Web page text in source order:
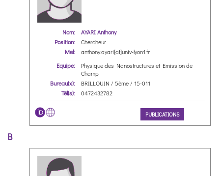
Nom:
AYARI Anthony
Position:
Chercheur
Mel:
anthony.ayari[at]univ-lyon1.fr
Equipe:
Physique des Nanostructures et Emission de
Champ
Bureau(x):
BRILLOUIN / 5ème / 15-011
Tél(s):
0472432782
PUBLICATIONS
B